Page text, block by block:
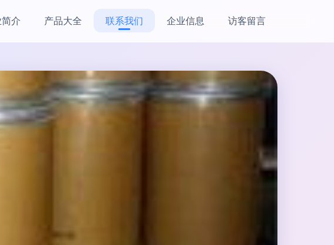
介 产品大全 联系我们 企业信息 访客留言